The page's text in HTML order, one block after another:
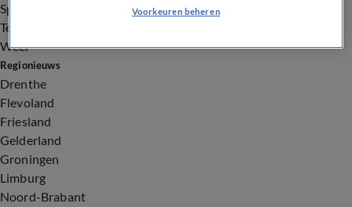
Sport
Tech
Weer
Regionieuws
Drenthe
Flevoland
Friesland
Gelderland
Groningen
Limburg
Noord-Brabant
Voorkeuren beheren